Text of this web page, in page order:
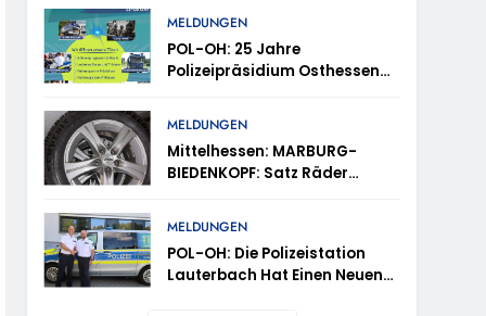
Im Rheingau-Taunus-Kreis – Rund
– TRuP-Spezialisten Decken Gleich Mehrere
Vermisst
Tagen Kontrollen Im Gastro-
Und Sicherheitsgewerbe
Durch
MELDUNGEN
POL-OH: 25 Jahre
Polizeipräsidium Osthessen
15. August (11-18 Uhr)-
Bürgerinnen Und Bürger
Erhalten Spannende Einblicke
In Die Polizeiarbeit
MELDUNGEN
Mittelhessen: MARBURG-
BIEDENKOPF: Satz Räder
Mithilfe
MELDUNGEN
POL-OH: Die Polizeistation
Lauterbach Hat Einen Neuen